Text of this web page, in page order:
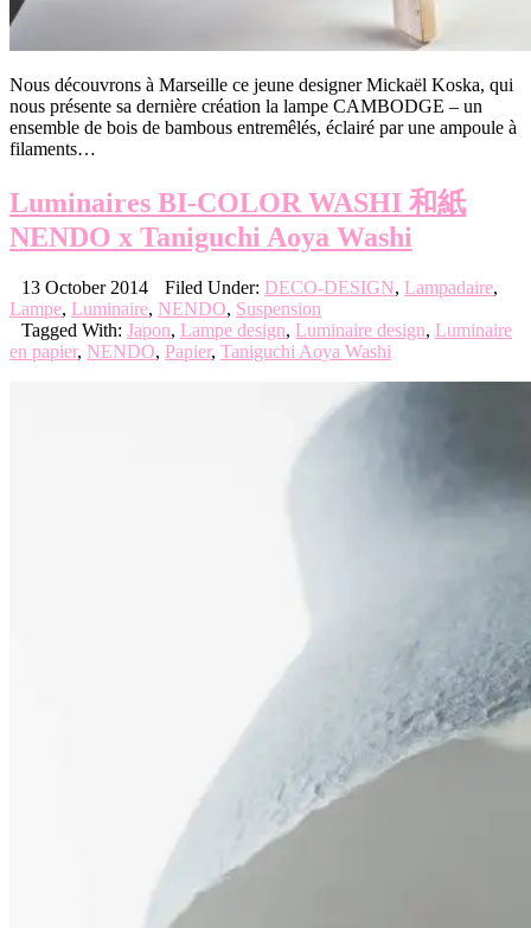
Nous découvrons à Marseille ce jeune designer Mickaël Koska, qui
nous présente sa dernière création la lampe CAMBODGE – un
ensemble de bois de bambous entremêlés, éclairé par une ampoule à
filaments…
Luminaires BI-COLOR WASHI 和紙
NENDO x Taniguchi Aoya Washi
13 October 2014 Filed Under: DECO-DESIGN, Lampadaire,
Lampe, Luminaire, NENDO, Suspension
Tagged With: Japon, Lampe design, Luminaire design, Luminaire
en papier, NENDO, Papier, Taniguchi Aoya Washi